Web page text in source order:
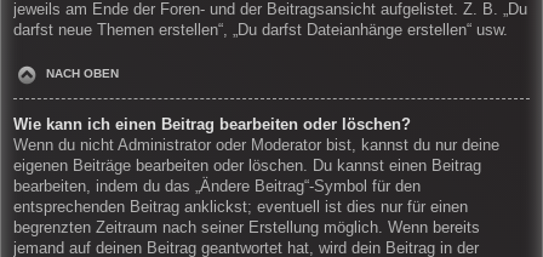
jeweils am Ende der Foren- und der Beitragsansicht aufgelistet. Z. B. „Du
darfst neue Themen erstellen“, „Du darfst Dateianhänge erstellen“ usw.
NACH OBEN
Wie kann ich einen Beitrag bearbeiten oder löschen?
Wenn du nicht Administrator oder Moderator bist, kannst du nur deine
eigenen Beiträge bearbeiten oder löschen. Du kannst einen Beitrag
bearbeiten, indem du das „Ändere Beitrag“-Symbol für den
entsprechenden Beitrag anklickst; eventuell ist dies nur für einen
begrenzten Zeitraum nach seiner Erstellung möglich. Wenn bereits
jemand auf deinen Beitrag geantwortet hat, wird dein Beitrag in der